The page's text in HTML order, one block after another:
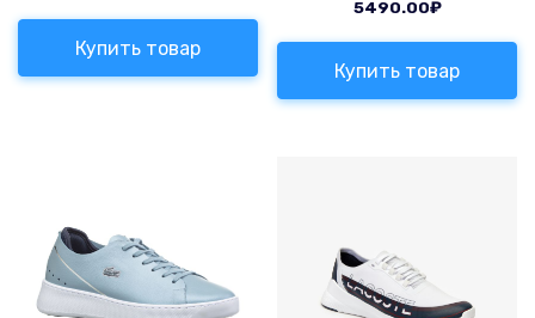
Купить товар
5490.00₽
Купить товар